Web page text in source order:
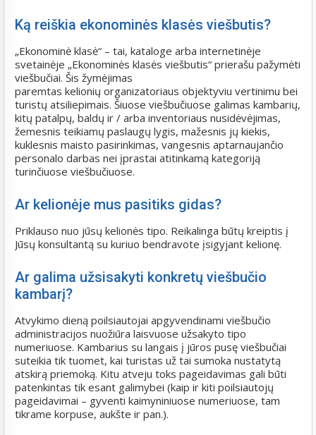
Ką reiškia ekonominės klasės viešbutis?
„Ekonominė klasė“ – tai, kataloge arba internetinėje
svetainėje „Ekonominės klasės viešbutis“ prierašu pažymėti
viešbučiai. Šis žymėjimas
paremtas kelionių organizatoriaus objektyviu vertinimu bei
turistų atsiliepimais. Šiuose viešbučiuose galimas kambarių,
kitų patalpų, baldų ir / arba inventoriaus nusidėvėjimas,
žemesnis teikiamų paslaugų lygis, mažesnis jų kiekis,
kuklesnis maisto pasirinkimas, vangesnis aptarnaujančio
personalo darbas nei įprastai atitinkamą kategoriją
turinčiuose viešbučiuose.
Ar kelionėje mus pasitiks gidas?
Priklauso nuo jūsų kelionės tipo. Reikalinga būtų kreiptis į
Jūsų konsultantą su kuriuo bendravote įsigyjant kelionę.
Ar galima užsisakyti konkretų viešbučio
kambarį?
Atvykimo dieną poilsiautojai apgyvendinami viešbučio
administracijos nuožiūra laisvuose užsakyto tipo
numeriuose. Kambarius su langais į jūros pusę viešbučiai
suteikia tik tuomet, kai turistas už tai sumoka nustatytą
atskirą priemoką. Kitu atveju toks pageidavimas gali būti
patenkintas tik esant galimybei (kaip ir kiti poilsiautojų
pageidavimai – gyventi kaimyniniuose numeriuose, tam
tikrame korpuse, aukšte ir pan.).